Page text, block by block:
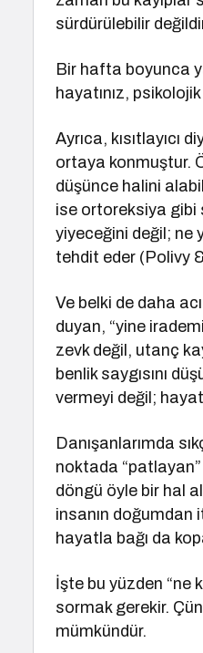
sürdürülebilir
Bir hafta boyunca
hayatınız,
Ayrıca, kısıtlayıcı
ortaya konmuştur.
düşünce halini
ise ortoreksiya gibi
yiyeceğini değil; ne
tehdit eder (Polivy
Ve belki de daha
duyan, “yine
zevk değil, utanç
benlik saygısını
vermeyi değil;
Danışanlarımda
noktada
döngü öyle bir hal
insanın doğumdan
hayatla bağı da
İşte bu yüzden “ne
sormak gerekir.
mümkündür.